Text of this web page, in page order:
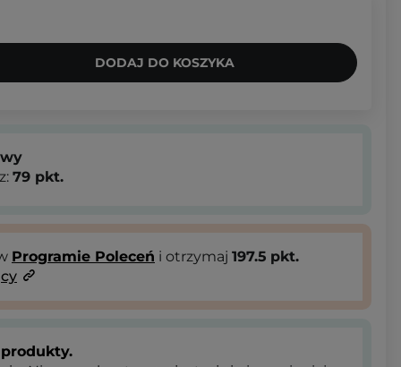
DODAJ DO KOSZYKA
79 pkt.
Programie Poleceń i otrzymaj 197.5 pkt.